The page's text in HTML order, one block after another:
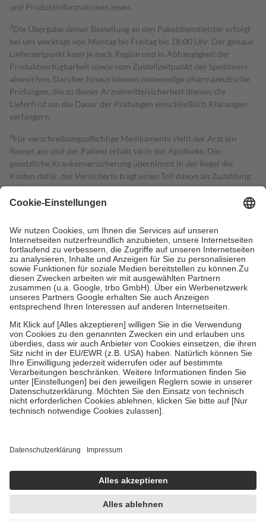
und Produktinformationen lesen.
3Die Übergabe deiner Bestellung an den Paketdienstleister erfolgt
bei uns werktags von Montag bis Freitag bis 18:00 Uhr. Der genaue
Lieferzeitpunkt kann je nach Region und in Abhängigkeit der
Produktverfügbarkeit sowie vom Zustellzeitpunkt des Spediteurs
abweichen. Darüber hinaus können notwendige pharmazeutische
Prüfungen, die zu deiner Arzneimittelsicherheit dienen, die
Lieferfrist um die Dauer der Prüfungen einschließlich Klärungen
verlängern.
4Für verschreibungspflichtige Medikamente stellt der Arzt ein
Rezept aus und der Patient erhält sie in der Apotheke. Die
gesetzliche Krankenversicherung übernimmt in der Regel die
Kosten dafür, der Versicherte trägt einen Teil davon als Zuzahlung
mit.
Grundsätzlich leisten Mitglieder Zuzahlungen in Höhe von zehn
höchstens zehn Euro.
Es sind jedoch nie mehr als die tatsächlichen
Kosten der Leistung zu entrichten.
Diese Regeln gelten grundsätzlich auch für Online-Apotheken.
Bei Heilmitteln und häuslicher Krankenpflege beträgt die
Zuzahlung zehn Prozent der Kosten sowie zehn Euro je
Verordnung.
Um das Engagement der Versicherten für ihre eigene Gesundheit zu
stärken und die besondere Stellung der Familie zu unterstützen,
fallenkeine Zuzahlungenan bei:
• Kindern und Jugendlichen bis zum vollendeten 18. Lebensjahr
mit Ausnahme der Fahrkosten
• Untersuchungen zur Vorsorge und Früherkennung, die von der
GKV getragen werden
• empfohlenen Schutzimpfungen
• Harn- und Blutteststreifen
getroffen, um sicherzustellen, dass es sich um echte Bewertungen
https://help.etrusted.com/hc/de/articles/4419944605341
Einige Bilder und Inhalte wurden unter Zuhilfenahme künstlicher